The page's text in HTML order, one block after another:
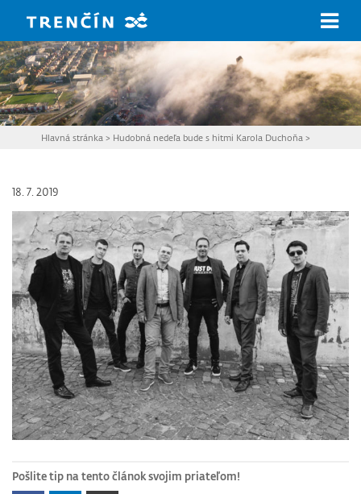
Hlavná stránka > Hudobná nedeľa bude s hitmi Karola Duchoňa >
18. 7. 2019
Pošlite tip na tento článok svojim priateľom!